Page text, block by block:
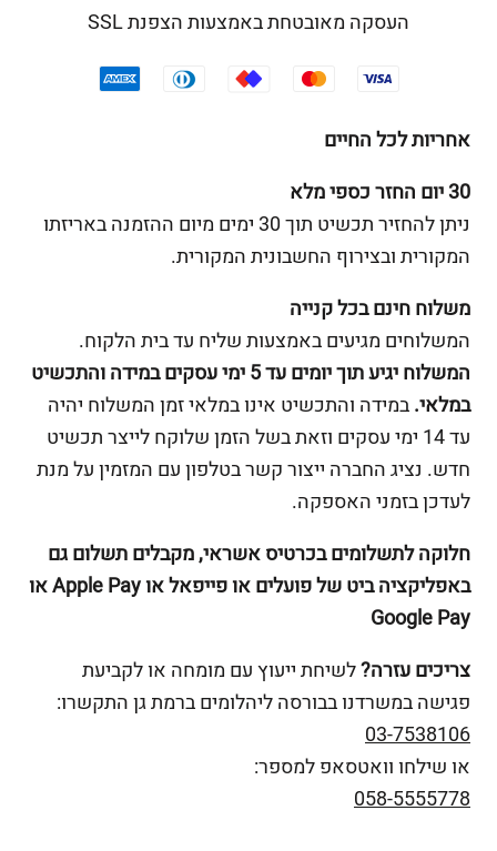
העסקה מאובטחת באמצעות הצפנת SSL
אחריות לכל החיים
30 יום החזר כספי מלא
ניתן להחזיר תכשיט תוך 30 ימים מיום ההזמנה באריזתו
המקורית ובצירוף החשבונית המקורית.
משלוח חינם בכל קנייה
המשלוחים מגיעים באמצעות שליח עד בית הלקוח.
המשלוח יגיע תוך יומים עד 5 ימי עסקים במידה והתכשיט
במלאי.במידה והתכשיט אינו במלאי זמן המשלוח יהיה
עד 14 ימי עסקים וזאת בשל הזמן שלוקח לייצר תכשיט
חדש. נציג החברה ייצור קשר בטלפון עם המזמין על מנת
לעדכן בזמני האספקה.
חלוקה לתשלומים בכרטיס אשראי, מקבלים תשלום גם
באפליקציה ביט של פועלים או פייפאל או Apple Pay או
Google Pay
צריכים עזרה?לשיחת ייעוץ עם מומחה או לקביעת
פגישה במשרדנו בבורסה ליהלומים ברמת גן התקשרו:
03-7538106
או שילחו וואטסאפ למספר:
058-5555778